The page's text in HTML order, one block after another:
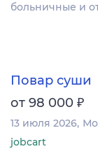
больничные и
Повар суши
от 98 000 ₽
13 июля 2026
jobcart